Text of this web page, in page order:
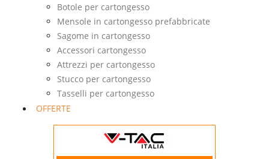
Botole per cartongesso
Mensole in cartongesso prefabbricate
Sagome in cartongesso
Accessori cartongesso
Attrezzi per cartongesso
Stucco per cartongesso
Tasselli per cartongesso
OFFERTE